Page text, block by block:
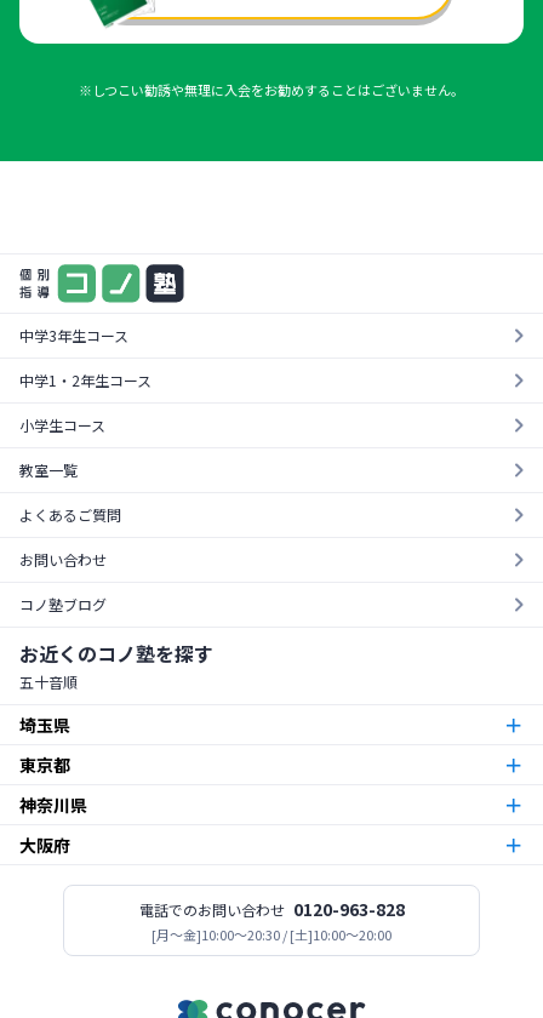
※しつこい勧誘や無理に入会をお勧めすることはございません。
まずは気軽に一度お試し
¥0
中学3年生コース
中学1・2年生コース
小学生コース
教室一覧
よくあるご質問
お問い合わせ
コノ塾ブログ
お近くのコノ塾を探す
五十音順
埼玉県
朝霞市
越谷市
志木校
新所沢校
東京都
東京23区
足立区
江戸川区 一之江校江戸川中央校小岩校平井校南篠崎校
神奈川県
厚木市
神木本町校新百合ヶ丘校中野島校南加瀬校武蔵新城校
小田急相模原校古淵校相模原校二本松校
大阪府
今福鶴見校北田辺校関目校西田辺校平野東校都島校
電話でのお問い合わせ 0120-963-828
[月〜金]10:00～20:30 / [土]10:00～20:00